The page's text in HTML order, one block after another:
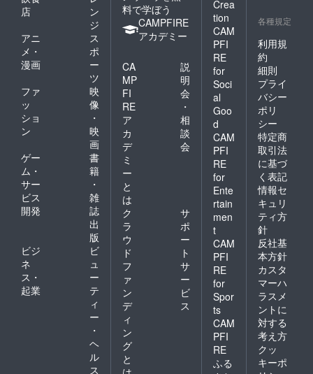
店
ン
ジ
アニ
メ・
漫画
ス
ポ
ー
ツ
ファ
ッ
ショ
ン
映
像
・
映
画
ゲー
ム・
サー
ビス
開発
書
籍
・
雑
誌
出
版
ビジ
ネ
ス・
起業
ビ
ュ
ー
テ
ィ
ー
・
ヘ
ル
ス
料で学ぼう
CAMPFIRE
アカデミー
CA
MP
FI
RE
ア
カ
デ
ミ
ー
と
は
説
明
会
・
相
談
会
ク
ラ
ウ
ド
フ
ァ
ン
デ
ィ
ン
グ
と
サ
ポ
ー
ト
サ
ー
ビ
ス
Crea
tion
CAM
PFI
RE
for
Soci
al
Goo
d
CAM
PFI
RE
for
Ente
rtain
men
t
CAM
PFI
RE
for
Spor
ts
CAM
PFI
RE
ふる
各種規定
利用規
約
細則
プライ
バシー
ポリ
シー
特定商
取引法
に基づ
く表記
情報セ
キュリ
ティ方
針
反社基
本方針
カスタ
マーハ
ラスメ
ントに
対する
考え方
クッ
キーポ